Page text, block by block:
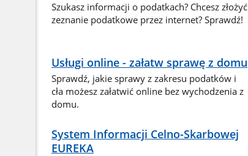
Szukasz informacji o podatkach? Chcesz złożyć
zeznanie podatkowe przez internet? Sprawdź!
Usługi online - załatw sprawę z domu
Sprawdź, jakie sprawy z zakresu podatków i
cła możesz załatwić online bez wychodzenia z
domu.
System Informacji Celno-Skarbowej
EUREKA